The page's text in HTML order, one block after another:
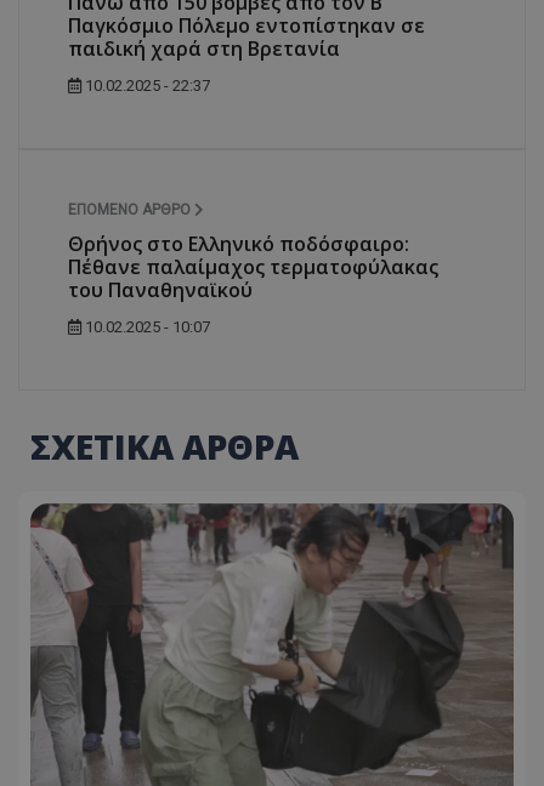
Παγκόσμιο Πόλεμο εντοπίστηκαν σε
παιδική χαρά στη Βρετανία
10.02.2025 - 22:37
ΕΠΌΜΕΝΟ ΆΡΘΡΟ
Θρήνος στο Ελληνικό ποδόσφαιρο:
Πέθανε παλαίμαχος τερματοφύλακας
του Παναθηναϊκού
10.02.2025 - 10:07
ΣΧΕΤΙΚΑ ΑΡΘΡΑ